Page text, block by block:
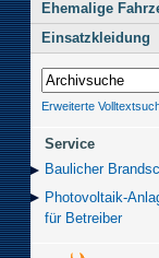
Ehemalige
Einsatzkleidung
Erweiterte
Service
Baulicher
Photovoltaik-
für Betreiber